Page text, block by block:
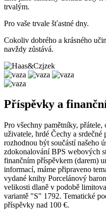
trvalým.
Pro vaše trvale šťastné dny.
Cokoliv dobrého a krásného
navždy zůstává.
Příspěvky a
Pro všechny pamětníky,
uživatele, hrdé Čechy a srdečné
rozhodnou být součástí našeho
zdokonalování BPS webových
finančním příspěvkem (darem)
informací, máme připraveno
vydané knihy Porcelánový
velikosti dlaně v podobě
variantě "S" 1792. Tematické
příspěvky nad 100 €.